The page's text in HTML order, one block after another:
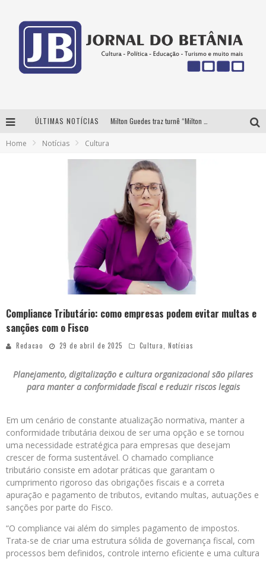
ÚLTIMAS NOTÍCIAS
Home Notícias Cultura
Compliance Tributário: como empresas podem evitar multas e
sanções com o Fisco
Redacao 29 de abril de 2025 Cultura, Notícias
Planejamento, digitalização e cultura organizacional são pilares
para manter a conformidade fiscal e reduzir riscos legais
Em um cenário de constante atualização normativa, manter a
conformidade tributária deixou de ser uma opção e se tornou
uma necessidade estratégica para empresas que desejam
crescer de forma sustentável. O chamado compliance
tributário consiste em adotar práticas que garantam o
cumprimento rigoroso das obrigações fiscais e a correta
apuração e pagamento de tributos, evitando multas, autuações e
sanções por parte do Fisco.
“O compliance vai além do simples pagamento de impostos.
Trata-se de criar uma estrutura sólida de governança fiscal, com
processos bem definidos, controle interno eficiente e uma cultura